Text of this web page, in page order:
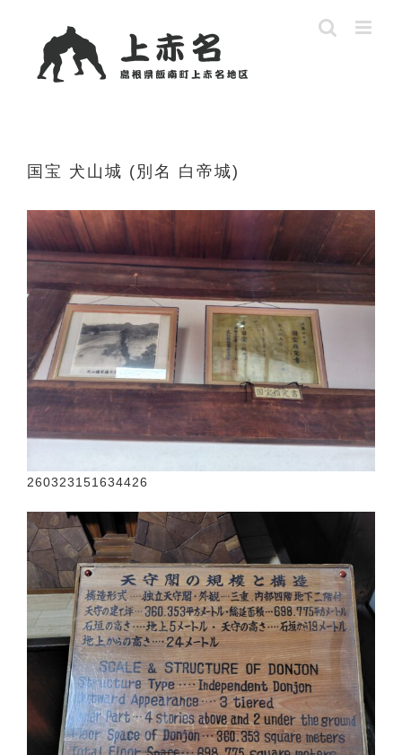
content
国宝 犬山城 (別名 白帝城)
260323151634426